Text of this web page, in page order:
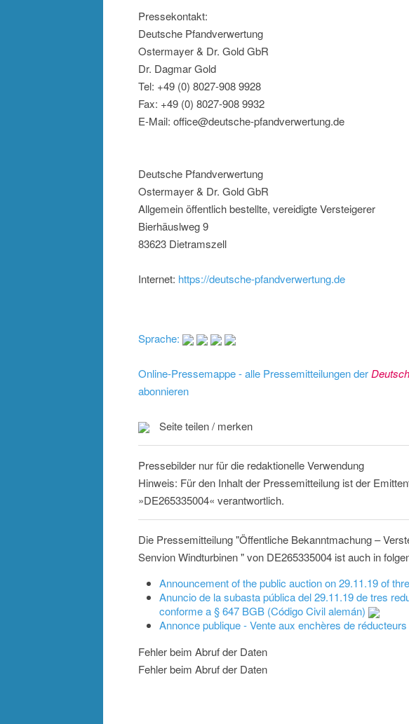
Pressekontakt:
Deutsche Pfandverwertung
Ostermayer & Dr. Gold GbR
Dr. Dagmar Gold
Tel: +49 (0) 8027-908 9928
Fax: +49 (0) 8027-908 9932
E-Mail: office@deutsche-pfandverwertung.de
Deutsche Pfandverwertung
Ostermayer & Dr. Gold GbR
Allgemein öffentlich bestellte, vereidigte Versteigerer
Bierhäuslweg 9
83623 Dietramszell
Internet: https://deutsche-pfandverwertung.de
Sprache:
Online-Pressemappe - alle Pressemitteilungen der
abonnieren
Seite teilen / merken
Pressebilder nur für die redaktionelle Verwendung
Hinweis: Für den Inhalt der Pressemitteilung ist der
»DE265335004« verantwortlich.
Die Pressemitteilung "Öffentliche Bekanntmachung –
Senvion Windturbinen " von DE265335004 ist auch in
Announcement of the public auction on 29.11.19 of
Anuncio de la subasta pública del 29.11.19 de tres
conforme a § 647 BGB (Código Civil alemán)
Annonce publique - Vente aux enchères de
Fehler beim Abruf der Daten
Fehler beim Abruf der Daten